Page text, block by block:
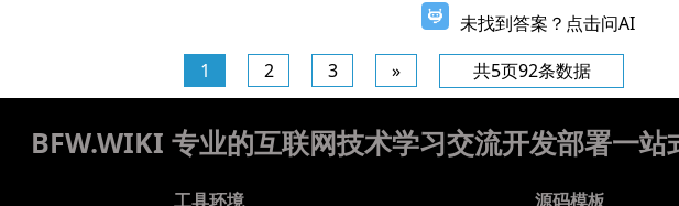
未找到答案？点击问AI
1
2 3 » 共5页92条数据
BFW.WIKI 专业的互联网技术学习交流开发部署一站
工具环境 源码模板